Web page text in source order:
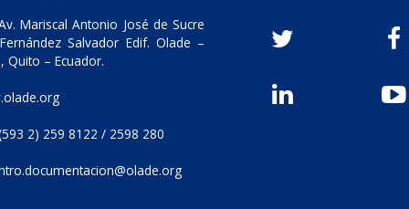
Mariscal Antonio José de Sucre
Salvador Edif. Olade –
Quito – Ecuador.
2) 259 8122 / 2598 280